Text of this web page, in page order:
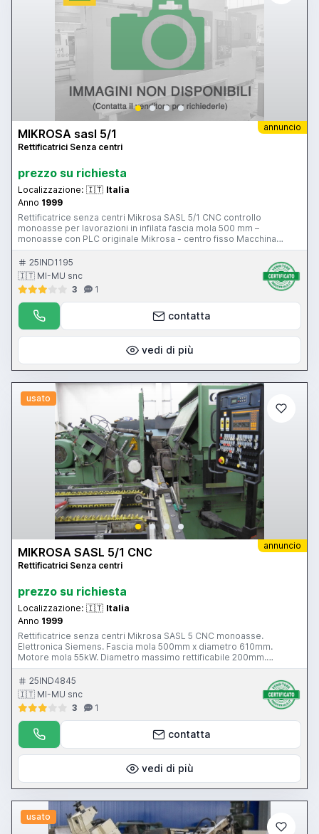
annuncio
MIKROSA sasl 5/1
Rettificatrici Senza centri
prezzo su richiesta
Localizzazione: 🇮🇹 Italia
Anno 1999
Rettificatrice senza centri Mikrosa SASL 5/1 CNC controllo
monoasse per lavorazioni in infilata fascia mola 500 mm –
monoasse con PLC originale Mikrosa - centro fisso Macchina
visibile nel ns magazzino di Gussago (BS) MIKROSA SASL 5 CNC
Siemens / Laurier Under power in our warehouse Diameter (min-
max) 5 – 200 mm Grinding wheel width 500mm Grinding wheel dia.
630mm Grinding wheel motor 55kW A.C. with variable speed drive
Z-Axis and regulating wheel : Siemens motor + drive Weight 13000
kgs Original Loading/Unloading system for long pieces (up to 1m
approx) MIKROSA SASL 5 CNC Siemens / Laurier Unter Strom in
unserem Lager Durchmesser (min-max) 5 – 200 mm Schleifscheibe
Breite 500mm Schleifscheibe Durchmesser 630mm
Schleifscheibemotor 55kW A.C. mit Inverter Z-Axis und
Regelscheibe: Siemens Gewicht 13000 kgs
25IND1195
🇮🇹 MI-MU snc
3
1
contatta
vedi di più
usato
annuncio
MIKROSA SASL 5/1 CNC
Rettificatrici Senza centri
prezzo su richiesta
Localizzazione: 🇮🇹 Italia
Anno 1999
Rettificatrice senza centri Mikrosa SASL 5 CNC monoasse.
Elettronica Siemens. Fascia mola 500mm x diametro 610mm.
Motore mola 55kW. Diametro massimo rettificabile 200mm.
Predisposta per lavorazioni in infilata completa di caricatore per
pezzi fino a 1m c.a. Visibile funzionante nel ns magazzino a
Gussago BS. Mimu Macchine utensili (Mikrosa SASL5 CNC
spitzenlose Rundschleifmaschine, cnc centerless grinding
machine, Kronos LX, Giustina, Likdoping)
25IND4845
🇮🇹 MI-MU snc
3
1
contatta
vedi di più
usato